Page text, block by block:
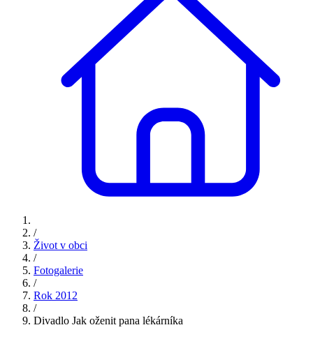
/
Život v obci
/
Fotogalerie
/
Rok 2012
/
Divadlo Jak oženit pana lékárníka